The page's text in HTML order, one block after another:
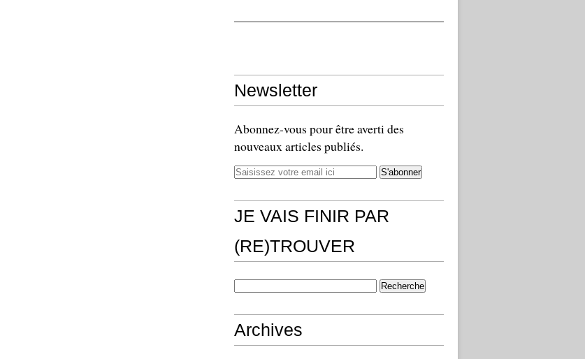
Newsletter
Abonnez-vous pour être averti des
nouveaux articles publiés.
JE VAIS FINIR PAR
(RE)TROUVER
Archives